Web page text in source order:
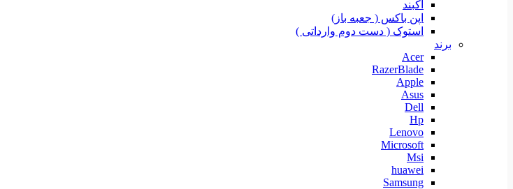
آکبند
اپن باکس ( جعبه باز)
استوک ( دست دوم وارداتی )
برند
Acer
RazerBlade
Apple
Asus
Dell
Hp
Lenovo
Microsoft
Msi
huawei
Samsung